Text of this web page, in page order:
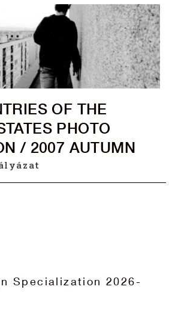
OF THE
PHOTO
/ 2007 AUTUMN
Specialization 2026-